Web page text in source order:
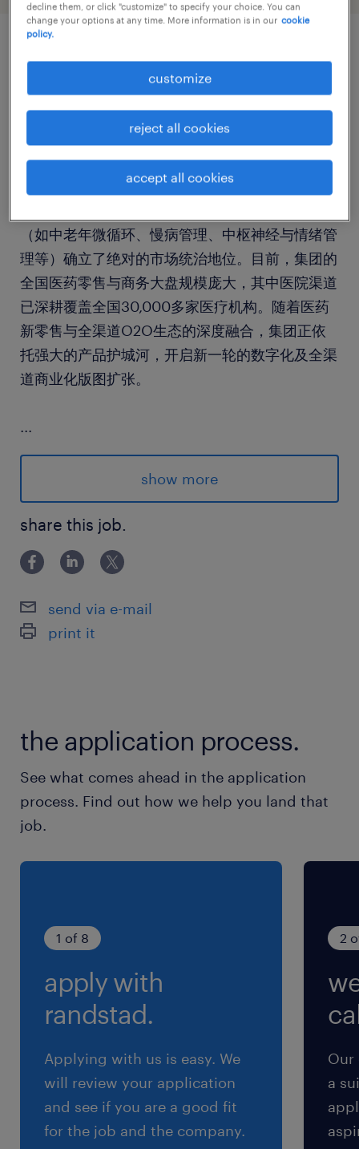
job details
about the company.
作为欧洲百年顶尖原研药厂在华的独家战略合作伙
伴，该集团长期致力于引入国际前沿的天然药物及
（如中老年微循环、慢病管理、中枢神经与情绪管
理等）确立了绝对的市场统治地位。目前，集团的
全国医药零售与商务大盘规模庞大，其中医院渠道
已深耕覆盖全国30,000多家医疗机构。随着医药
新零售与全渠道O2O生态的深度融合，集团正依
托强大的产品护城河，开启新一轮的数字化及全渠
道商业化版图扩张。
...
about the team.
集团营销中心秉承“相互成就，共同成长”的核心组
织文化，是一支兼具国际化合规视野与本土极强执
行力的现代化“药线正规军”。团队内部管理作风务
实、扁平敏捷，极力提倡结果导向与激发个人潜能
理层均拥有跨国大牌外资药企背景及丰富的数亿或
百亿级单品操盘经验，专业度极高。当前，全国医
聚力极强，能为富有野心和破局能力的行业领军者
about the job.
层设计、制定并落实全国医院渠道（Rx）的
药产品在医院端的整体销售额最终达成全面负
的销售网点和战区资源配置，带领全体系前线
团队深度突破并稳健深耕核心三甲医院、基层
医疗及广阔的县域市场。
核心产品线商业化推进：全面负责多款核心进
show more
share this job.
send via e-mail
print it
the application process.
See what comes ahead in the application
process. Find out how we help you land that
job.
1 of 8
apply with
randstad.
Applying with us is easy. We
will review your application
and see if you are a good fit
for the job and the company.
2
Our
a
decline them, or click "customize" to specify your choice. You can
change your options at any time. More information is in our cookie
policy.
customize
reject all cookies
accept all cookies